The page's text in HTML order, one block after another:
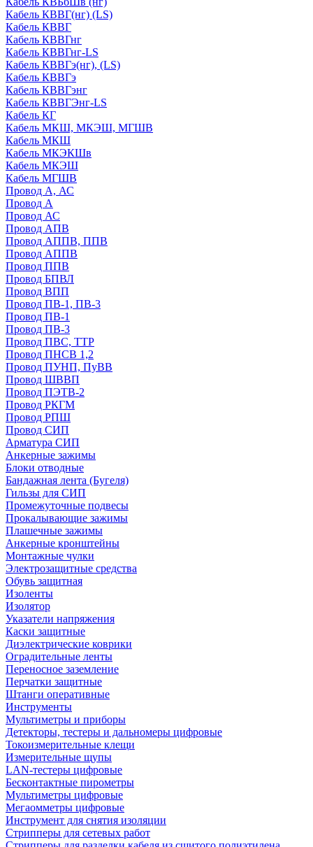
Кабель КВВГ(нг) (LS)
Кабель КВВГ
Кабель КВВГнг
Кабель КВВГнг-LS
Кабель КВВГэ(нг), (LS)
Кабель КВВГэ
Кабель КВВГэнг
Кабель КВВГЭнг-LS
Кабель КГ
Кабель МКШ, МКЭШ, МГШВ
Кабель МКШ
Кабель МКЭКШв
Кабель МКЭШ
Кабель МГШВ
Провод А, АС
Провод А
Провод АС
Провод АПВ
Провод АППВ, ППВ
Провод АППВ
Провод ППВ
Провод БПВЛ
Провод ВПП
Провод ПВ-1, ПВ-3
Провод ПВ-1
Провод ПВ-3
Провод ПВС, ТТР
Провод ПНСВ 1,2
Провод ПУНП, ПуВВ
Провод ШВВП
Провод ПЭТВ-2
Провод РКГМ
Провод РПШ
Провод СИП
Арматура СИП
Анкерные зажимы
Блоки отводные
Бандажная лента (Бугеля)
Гильзы для СИП
Промежуточные подвесы
Прокалывающие зажимы
Плашечные зажимы
Анкерные кронштейны
Монтажные чулки
Электрозащитные средства
Обувь защитная
Изоленты
Изолятор
Указатели напряжения
Каски защитные
Диэлектрические коврики
Оградительные ленты
Переносное заземление
Перчатки защитные
Штанги оперативные
Инструменты
Мультиметры и приборы
Детекторы, тестеры и дальномеры цифровые
Токоизмерительные клещи
Измерительные щупы
LAN-тестеры цифровые
Бесконтактные пирометры
Мультиметры цифровые
Мегаомметры цифровые
Инструмент для снятия изоляции
Стрипперы для сетевых работ